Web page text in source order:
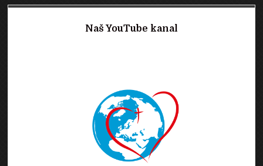
Naš YouTube kanal